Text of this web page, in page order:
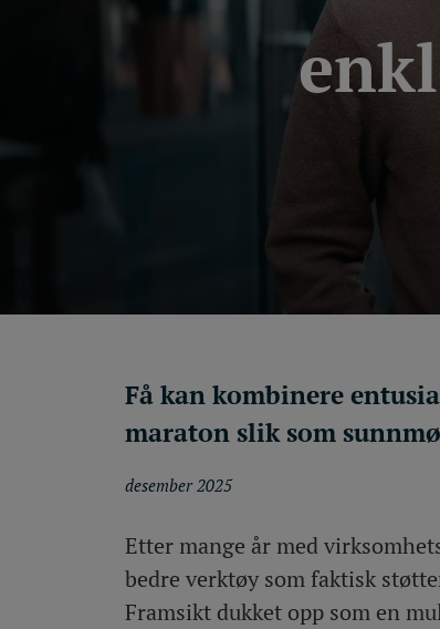
Få kan kombinere
maraton slik som
desember 2025
Etter mange år med
bedre verktøy som faktisk
Framsikt dukket opp som en